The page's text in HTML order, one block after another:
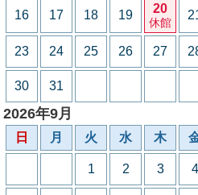
16 17 18 19 20
休館
23 24 25 26 27
30 31
2026年9月
日 月 火 水 木
1 2 3 4